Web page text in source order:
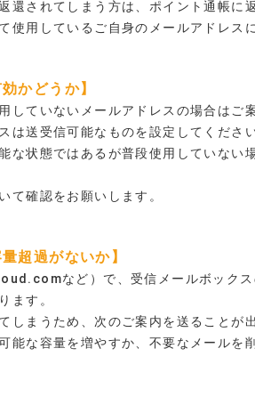
還されてしまう方は、ポイント通帳に
使用しているご自身のメールアドレス
かどうか】
していないメールアドレスの場合はご
送受信可能なものを設定してください
な状態ではあるが普段使用していな
確認をお願いします。
超過がないか】
など）で、受信メールボックス
ます。
まうため、次のご案内を送ることが
能な容量を増やすか、不要なメールを